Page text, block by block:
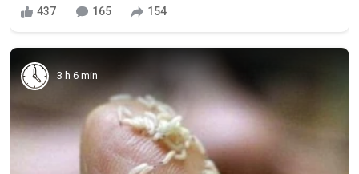
437 165 154
3 h 6 min